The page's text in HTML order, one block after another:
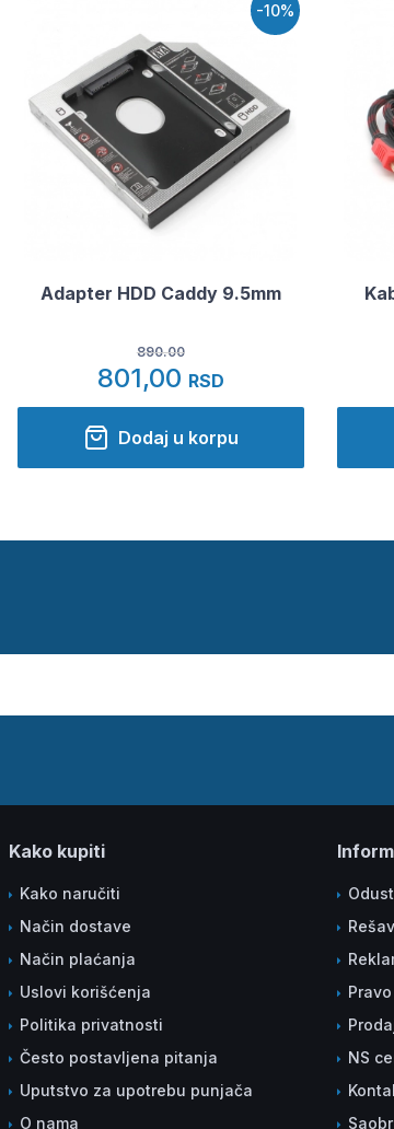
-10%
Adapter HDD Caddy 9.5mm
890.00
801,00 RSD
Dodaj u korpu
Kako kupiti
Kako naručiti
Način dostave
Način plaćanja
Uslovi korišćenja
Politika privatnosti
Često postavljena pitanja
Uputstvo za upotrebu punjača
O nama
NS